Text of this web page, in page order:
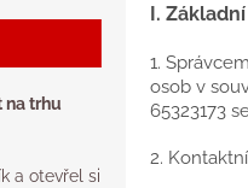
na trhu
a otevřel si
I.
1.
osob v
65323173
2.